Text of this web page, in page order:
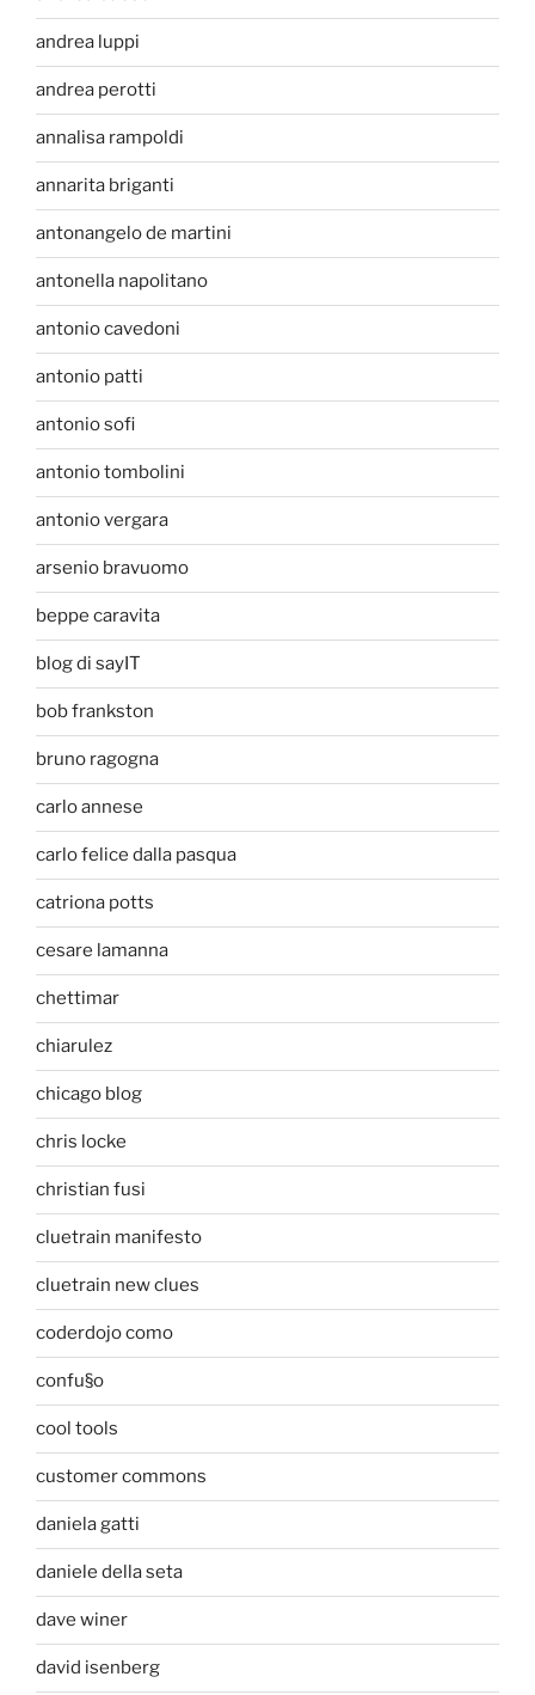
andrea luppi
andrea perotti
annalisa rampoldi
annarita briganti
antonangelo de martini
antonella napolitano
antonio cavedoni
antonio patti
antonio sofi
antonio tombolini
antonio vergara
arsenio bravuomo
beppe caravita
blog di sayIT
bob frankston
bruno ragogna
carlo annese
carlo felice dalla pasqua
catriona potts
cesare lamanna
chettimar
chiarulez
chicago blog
chris locke
christian fusi
cluetrain manifesto
cluetrain new clues
coderdojo como
confu§o
cool tools
customer commons
daniela gatti
daniele della seta
dave winer
david isenberg